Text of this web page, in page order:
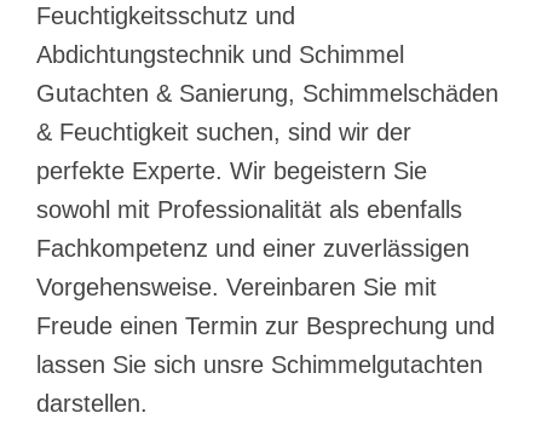
Feuchtigkeitsschutz und
Abdichtungstechnik und Schimmel
Gutachten & Sanierung, Schimmelschäden
& Feuchtigkeit suchen, sind wir der
perfekte Experte. Wir begeistern Sie
sowohl mit Professionalität als ebenfalls
Fachkompetenz und einer zuverlässigen
Vorgehensweise. Vereinbaren Sie mit
Freude einen Termin zur Besprechung und
lassen Sie sich unsre Schimmelgutachten
darstellen.